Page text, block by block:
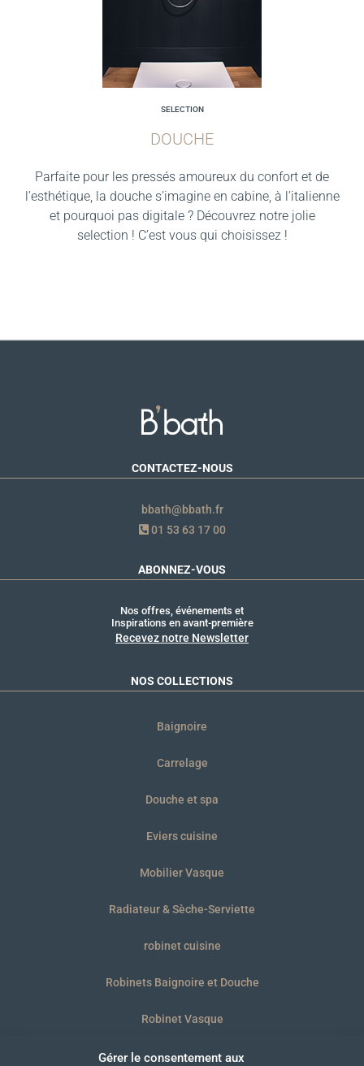
Gérer le consentement aux
SELECTION
DOUCHE
Parfaite pour les pressés amoureux du confort et de
l’esthétique, la douche s’imagine en cabine, à l’italienne
et pourquoi pas digitale ? Découvrez notre jolie
selection ! C’est vous qui choisissez !
CONTACTEZ-NOUS
bbath@bbath.fr
01 53 63 17 00
ABONNEZ-VOUS
Nos offres, événements et
Inspirations en avant-première
Recevez notre Newsletter
NOS COLLECTIONS
Baignoire
Carrelage
Douche et spa
Eviers cuisine
Mobilier Vasque
Radiateur & Sèche-Serviette
robinet cuisine
Robinets Baignoire et Douche
Robinet Vasque
WC et plaques